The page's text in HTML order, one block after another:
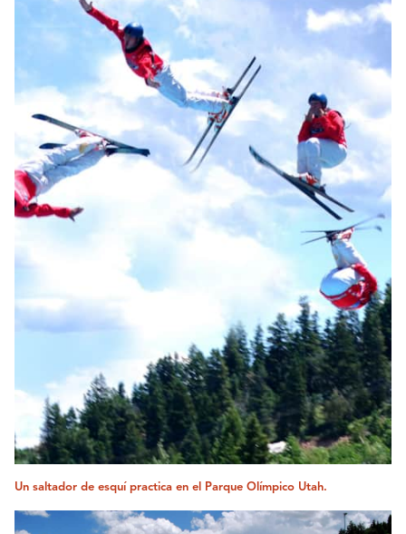
Un saltador de esquí practica en el Parque Olímpico Utah.